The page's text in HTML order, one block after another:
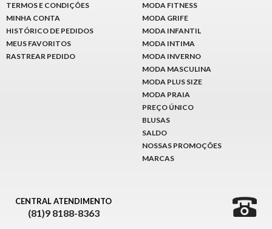
TERMOS E CONDIÇÕES
MINHA CONTA
HISTÓRICO DE PEDIDOS
MEUS FAVORITOS
RASTREAR PEDIDO
MODA FITNESS
MODA GRIFE
MODA INFANTIL
MODA INTIMA
MODA INVERNO
MODA MASCULINA
MODA PLUS SIZE
MODA PRAIA
PREÇO ÚNICO
BLUSAS
SALDO
NOSSAS PROMOÇÕES
MARCAS
CENTRAL ATENDIMENTO
(81)9 8188-8363